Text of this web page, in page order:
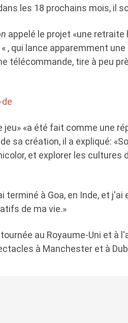
les 18 prochains mois, il
appelé le projet «une retraite
, qui lance apparemment
télécommande, tire à peu
jeu» «a été fait comme une
sa création, il a expliqué:
et explorer les cultures
à Goa, en Inde, et j'ai
de ma vie.»
au Royaume-Uni et à
à Manchester et à